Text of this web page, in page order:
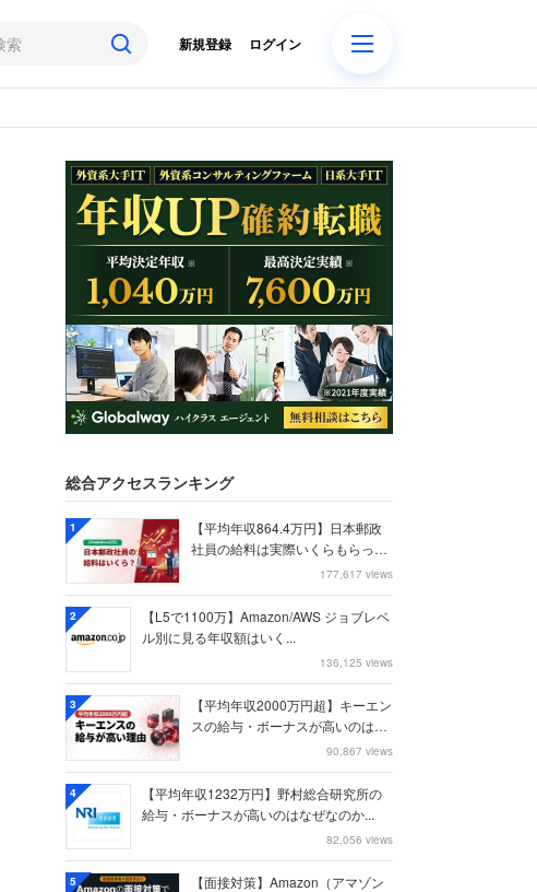
ログイン
新規登録
総合アクセスランキング
1
【平均年収864.4万円】日本郵政
社員の給料は実際いくらもらって
177,617 views
2
【L5で1100万】Amazon/AWS ジョブレベ
ル別に見る年収額はいく...
136,125 views
3
【平均年収2000万円超】キーエン
スの給与・ボーナスが高いのはな
90,867 views
4
【平均年収1232万円】野村総合研究所の
給与・ボーナスが高いのはなぜなのか...
82,056 views
5
【面接対策】Amazon（アマゾン